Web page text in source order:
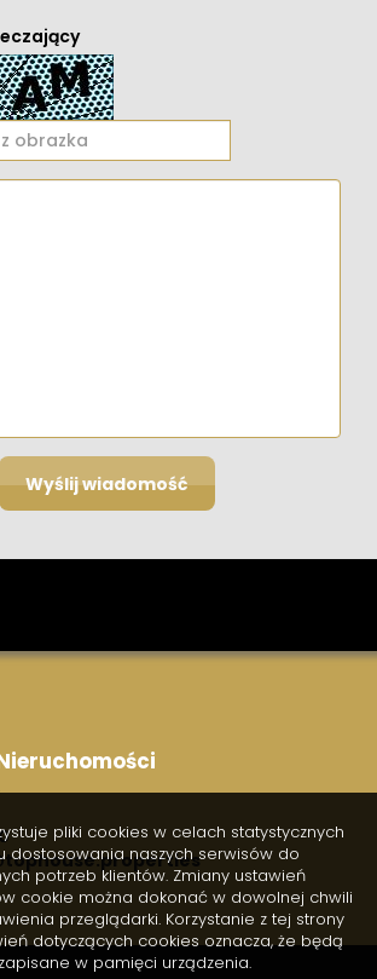
Nieruchomości
pliki cookies w celach statystycznych
dostosowania naszych serwisów do
potrzeb klientów. Zmiany ustawień
cookie można dokonać w dowolnej chwili
przeglądarki. Korzystanie z tej strony
dotyczących cookies oznacza, że będą
w pamięci urządzenia.